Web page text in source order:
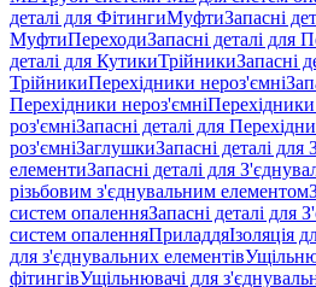
деталі для ФітингиМуфтиЗапасні
МуфтиПереходиЗапасні деталі для
деталі для КутикиТрійникиЗапасні
ТрійникиПерехідники нероз'ємні
Перехідники нероз'ємні
роз'ємніЗапасні деталі для
роз'ємніЗаглушкиЗапасні деталі для
елементиЗапасні деталі для
різьбовим з'єднувальним елементом
систем опаленняЗапасні деталі для
систем опаленняПриладдяІзоляція
для з'єднувальних елементів
фітингівУщільнювачі для